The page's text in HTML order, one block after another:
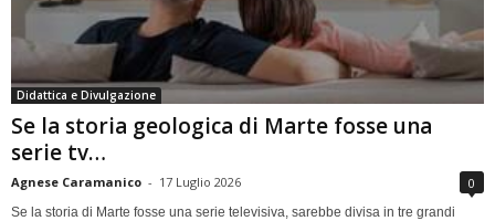
Didattica e Divulgazione
Se la storia geologica di Marte fosse una
serie tv…
Agnese Caramanico - 17 Luglio 2026 0
Se la storia di Marte fosse una serie televisiva, sarebbe divisa in tre grandi